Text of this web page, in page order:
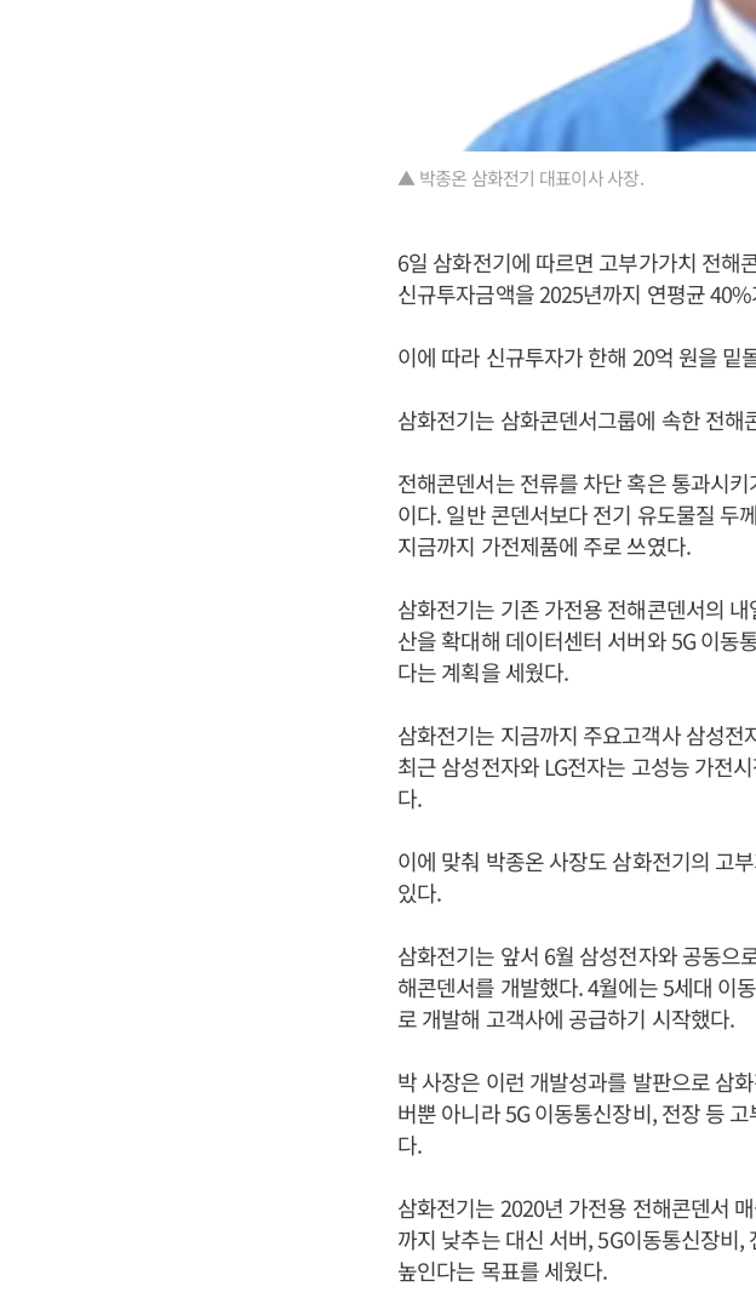
▲ 박종온 삼화전기 대표이사 사장.
6일 삼화전기에 따르면 고부가가치 전해
신규투자금액을 2025년까지 연평균
이에 따라 신규투자가 한해 20억 원을
삼화전기는 삼화콘덴서그룹에 속한 전해
전해콘덴서는 전류를 차단 혹은 통과시
이다. 일반 콘덴서보다 전기 유도물질 두
지금까지 가전제품에 주로 쓰였다.
삼화전기는 기존 가전용 전해콘덴서의
산을 확대해 데이터센터 서버와 5G 이동
다는 계획을 세웠다.
삼화전기는 지금까지 주요고객사 삼성
최근 삼성전자와 LG전자는 고성능 가전
다.
이에 맞춰 박종온 사장도 삼화전기의 고
있다.
삼화전기는 앞서 6월 삼성전자와 공동으
해콘덴서를 개발했다. 4월에는 5세대 이
로 개발해 고객사에 공급하기 시작했다.
박 사장은 이런 개발성과를 발판으로 삼
버뿐 아니라 5G 이동통신장비, 전장 등
다.
삼화전기는 2020년 가전용 전해콘덴서
까지 낮추는 대신 서버, 5G이동통신장비
높인다는 목표를 세웠다.